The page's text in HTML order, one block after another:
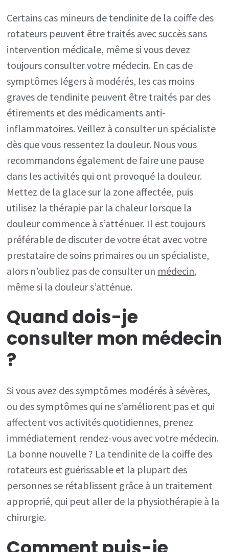
Certains cas mineurs de tendinite de la coiffe des
rotateurs peuvent être traités avec succès sans
intervention médicale, même si vous devez
toujours consulter votre médecin. En cas de
symptômes légers à modérés, les cas moins
graves de tendinite peuvent être traités par des
étirements et des médicaments anti-
inflammatoires. Veillez à consulter un spécialiste
dès que vous ressentez la douleur. Nous vous
recommandons également de faire une pause
dans les activités qui ont provoqué la douleur.
Mettez de la glace sur la zone affectée, puis
utilisez la thérapie par la chaleur lorsque la
douleur commence à s’atténuer. Il est toujours
préférable de discuter de votre état avec votre
prestataire de soins primaires ou un spécialiste,
alors n’oubliez pas de consulter un médecin,
même si la douleur s’atténue.
Quand dois-je
consulter mon médecin
?
Si vous avez des symptômes modérés à sévères,
ou des symptômes qui ne s’améliorent pas et qui
affectent vos activités quotidiennes, prenez
immédiatement rendez-vous avec votre médecin.
La bonne nouvelle ? La tendinite de la coiffe des
rotateurs est guérissable et la plupart des
personnes se rétablissent grâce à un traitement
approprié, qui peut aller de la physiothérapie à la
chirurgie.